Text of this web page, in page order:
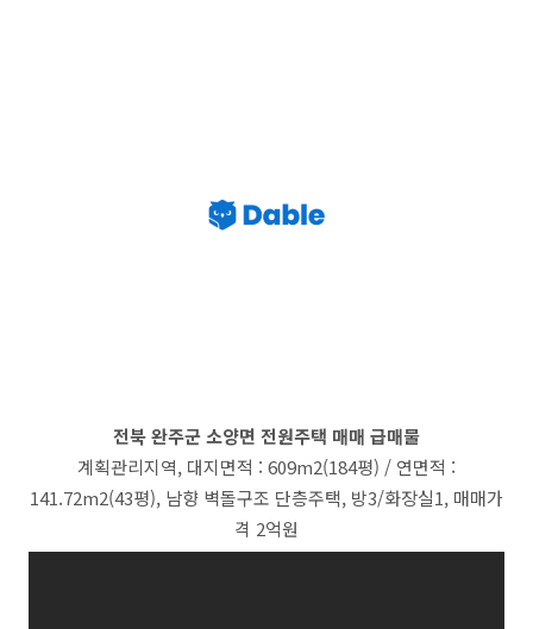
전북 완주군 소양면 전원주택 매매 급매물
계획관리지역, 대지면적 : 609m2(184평) / 연면적 :
141.72m2(43평), 남향 벽돌구조 단층주택, 방3/화장실1, 매매가
격 2억원